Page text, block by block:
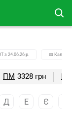
з 24.06.26 р. 📅
ПМ 3328 грн
Д Е Є